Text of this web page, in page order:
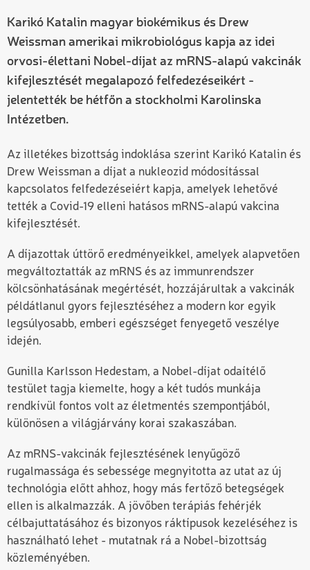
Karikó Katalin magyar biokémikus és Drew
Weissman amerikai mikrobiológus kapja az idei
orvosi-élettani Nobel-díjat az mRNS-alapú vakcinák
kifejlesztését megalapozó felfedezéseikért -
jelentették be hétfőn a stockholmi Karolinska
Intézetben.
Az illetékes bizottság indoklása szerint Karikó Katalin és
Drew Weissman a díjat a nukleozid módosítással
kapcsolatos felfedezéseiért kapja, amelyek lehetővé
tették a Covid-19 elleni hatásos mRNS-alapú vakcina
kifejlesztését.
A díjazottak úttörő eredményeikkel, amelyek alapvetően
megváltoztatták az mRNS és az immunrendszer
kölcsönhatásának megértését, hozzájárultak a vakcinák
példátlanul gyors fejlesztéséhez a modern kor egyik
legsúlyosabb, emberi egészséget fenyegető veszélye
idején.
Gunilla Karlsson Hedestam, a Nobel-díjat odaítélő
testület tagja kiemelte, hogy a két tudós munkája
rendkívül fontos volt az életmentés szempontjából,
különösen a világjárvány korai szakaszában.
Az mRNS-vakcinák fejlesztésének lenyűgöző
rugalmassága és sebessége megnyitotta az utat az új
technológia előtt ahhoz, hogy más fertőző betegségek
ellen is alkalmazzák. A jövőben terápiás fehérjék
célbajuttatásához és bizonyos ráktípusok kezeléséhez is
használható lehet - mutatnak rá a Nobel-bizottság
közleményében.